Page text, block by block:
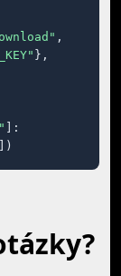
,
},
]:
])